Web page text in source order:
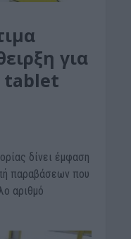
για
tablet
δίνει έμφαση
παραβάσεων που
αριθμό